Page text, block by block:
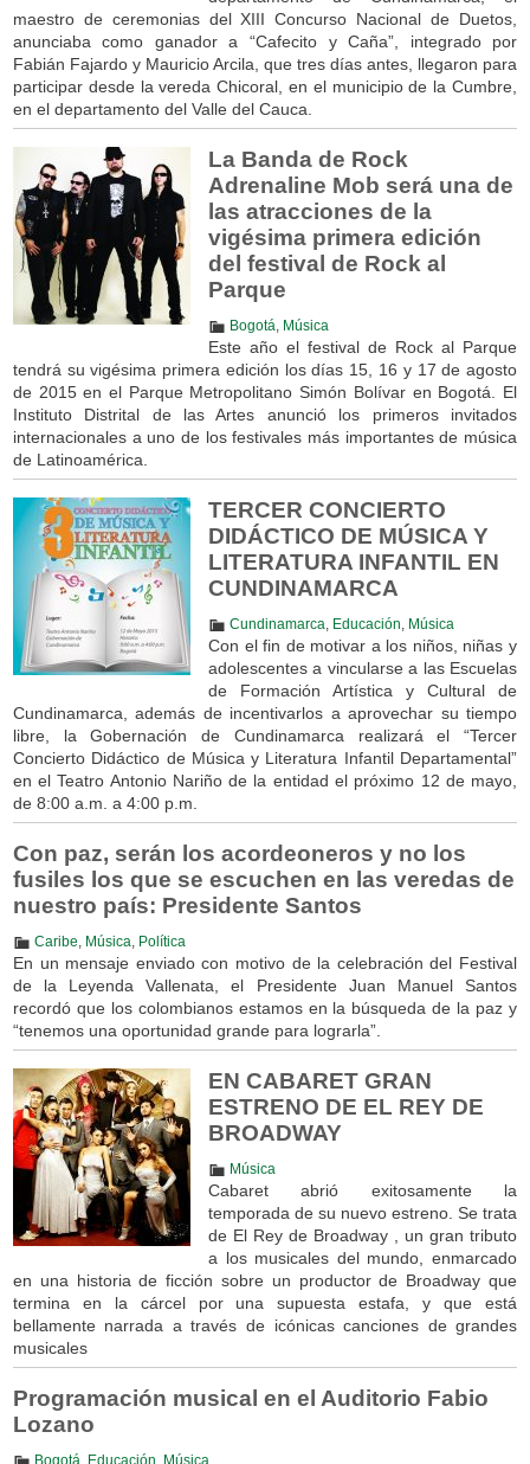
maestro de ceremonias del XIII Concurso Nacional de Duetos,
anunciaba como ganador a “Cafecito y Caña”, integrado por
Fabián Fajardo y Mauricio Arcila, que tres días antes, llegaron para
participar desde la vereda Chicoral, en el municipio de la Cumbre,
en el departamento del Valle del Cauca.
La Banda de Rock
Adrenaline Mob será una de
las atracciones de la
vigésima primera edición
del festival de Rock al
Parque
Bogotá Música
Este año el festival de Rock al Parque
tendrá su vigésima primera edición los días 15, 16 y 17 de agosto
de 2015 en el Parque Metropolitano Simón Bolívar en Bogotá. El
Instituto Distrital de las Artes anunció los primeros invitados
internacionales a uno de los festivales más importantes de música
de Latinoamérica.
TERCER CONCIERTO
DIDÁCTICO DE MÚSICA Y
LITERATURA INFANTIL EN
CUNDINAMARCA
Cundinamarca Educación Música
Con el fin de motivar a los niños, niñas y
adolescentes a vincularse a las Escuelas
de Formación Artística y Cultural de
Cundinamarca, además de incentivarlos a aprovechar su tiempo
libre, la Gobernación de Cundinamarca realizará el “Tercer
Concierto Didáctico de Música y Literatura Infantil Departamental”
en el Teatro Antonio Nariño de la entidad el próximo 12 de mayo,
de 8:00 a.m. a 4:00 p.m.
Con paz, serán los acordeoneros y no los
fusiles los que se escuchen en las veredas de
nuestro país: Presidente Santos
Caribe Música Política
En un mensaje enviado con motivo de la celebración del Festival
de la Leyenda Vallenata, el Presidente Juan Manuel Santos
recordó que los colombianos estamos en la búsqueda de la paz y
“tenemos una oportunidad grande para lograrla”.
EN CABARET GRAN
ESTRENO DE EL REY DE
BROADWAY
Música
Cabaret abrió exitosamente la
temporada de su nuevo estreno. Se trata
de El Rey de Broadway , un gran tributo
a los musicales del mundo, enmarcado
en una historia de ficción sobre un productor de Broadway que
termina en la cárcel por una supuesta estafa, y que está
bellamente narrada a través de icónicas canciones de grandes
musicales
Programación musical en el Auditorio Fabio
Lozano
Bogotá Educación Música